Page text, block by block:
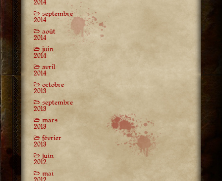
2014
septembre
2014
août
2014
juin
2014
avril
2014
octobre
2013
septembre
2013
mars
2013
février
2013
juin
2012
mai